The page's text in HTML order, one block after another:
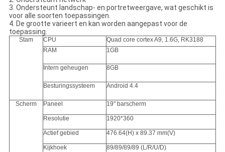
3. Ondersteunt landschap- en portretweergave, wat geschikt is
voor alle soorten toepassingen.
4. De grootte varieert en kan worden aangepast voor de
toepassing.
Stam CPU
Quad core cortex A9, 1.6G, RK3188
RAM
1GB
Intern geheugen 8GB
Besturingssysteem Android 4.4
Scherm Paneel 19" barscherm
Resolutie 1920*360
Actief gebied 476.64(H) x 89.37 mm(V)
Kijkhoek 89/89/89/89 (L/R/U/D)